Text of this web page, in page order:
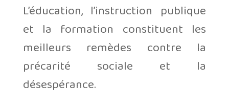
L’éducation, l’instruction publique
et la formation constituent les
meilleurs remèdes contre la
précarité sociale et la
désespérance.